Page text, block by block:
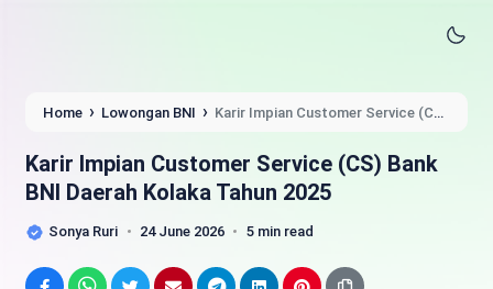
Home › Lowongan BNI › Karir Impian Customer Service (CS)
Karir Impian Customer Service (CS) Bank
BNI Daerah Kolaka Tahun 2025
Sonya Ruri 24 June 2026 5 min read